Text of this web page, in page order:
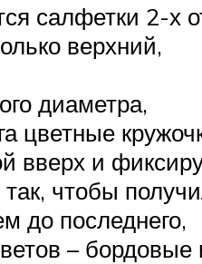
салфетки 2-х
верхний,
диаметра,
цветные
вверх и
чтобы
до последнего,
–